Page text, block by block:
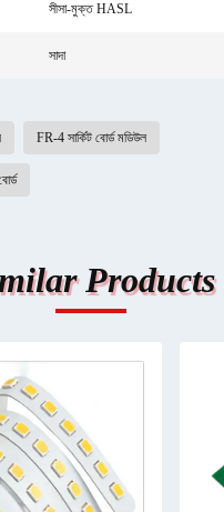
সীসা-মুক্ত HASL
সাদা
FR-4 সার্কিট বোর্ড মডিউল
Products